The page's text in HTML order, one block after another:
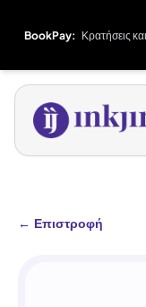
BookPay: Κρατήσεις
← Επιστροφή